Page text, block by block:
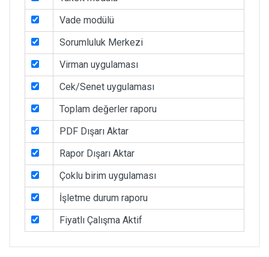
Vade modülü
Sorumluluk Merkezi
Virman uygulaması
Cek/Senet uygulaması
Toplam değerler raporu
PDF Dışarı Aktar
Rapor Dışarı Aktar
Çoklu birim uygulaması
İşletme durum raporu
Fiyatlı Çalışma Aktif